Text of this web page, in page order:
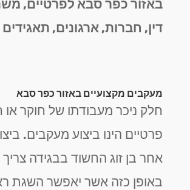
באזור כפר סבא לפרטיים,
דין, חברות, ארגונים, תאגידים
מעקבים מקצועיים באזור כפר סבא
חלק ניכר מעבודתו של חוקר או
פרטיים הינו ביצוע מעקבים.
אחר בן זוג החשוד בבגידה
באופן כזה אשר יאפשר השגת